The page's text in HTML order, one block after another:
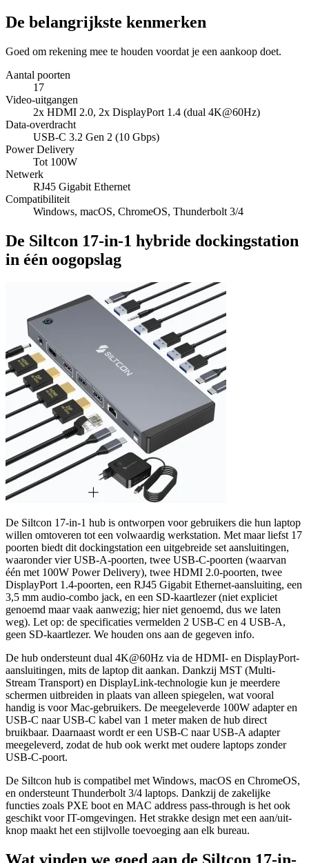
De belangrijkste kenmerken
Goed om rekening mee te houden voordat je een aankoop doet.
Aantal poorten
17
Video-uitgangen
2x HDMI 2.0, 2x DisplayPort 1.4 (dual 4K@60Hz)
Data-overdracht
USB-C 3.2 Gen 2 (10 Gbps)
Power Delivery
Tot 100W
Netwerk
RJ45 Gigabit Ethernet
Compatibiliteit
Windows, macOS, ChromeOS, Thunderbolt 3/4
De Siltcon 17-in-1 hybride dockingstation
in één oogopslag
De Siltcon 17-in-1 hub is ontworpen voor gebruikers die hun laptop
willen omtoveren tot een volwaardig werkstation. Met maar liefst 17
poorten biedt dit dockingstation een uitgebreide set aansluitingen,
waaronder vier USB-A-poorten, twee USB-C-poorten (waarvan
één met 100W Power Delivery), twee HDMI 2.0-poorten, twee
DisplayPort 1.4-poorten, een RJ45 Gigabit Ethernet-aansluiting, een
3,5 mm audio-combo jack, en een SD-kaartlezer (niet expliciet
genoemd maar vaak aanwezig; hier niet genoemd, dus we laten
weg). Let op: de specificaties vermelden 2 USB-C en 4 USB-A,
geen SD-kaartlezer. We houden ons aan de gegeven info.
De hub ondersteunt dual 4K@60Hz via de HDMI- en DisplayPort-
aansluitingen, mits de laptop dit aankan. Dankzij MST (Multi-
Stream Transport) en DisplayLink-technologie kun je meerdere
schermen uitbreiden in plaats van alleen spiegelen, wat vooral
handig is voor Mac-gebruikers. De meegeleverde 100W adapter en
USB-C naar USB-C kabel van 1 meter maken de hub direct
bruikbaar. Daarnaast wordt er een USB-C naar USB-A adapter
meegeleverd, zodat de hub ook werkt met oudere laptops zonder
USB-C-poort.
De Siltcon hub is compatibel met Windows, macOS en ChromeOS,
en ondersteunt Thunderbolt 3/4 laptops. Dankzij de zakelijke
functies zoals PXE boot en MAC address pass-through is het ook
geschikt voor IT-omgevingen. Het strakke design met een aan/uit-
knop maakt het een stijlvolle toevoeging aan elk bureau.